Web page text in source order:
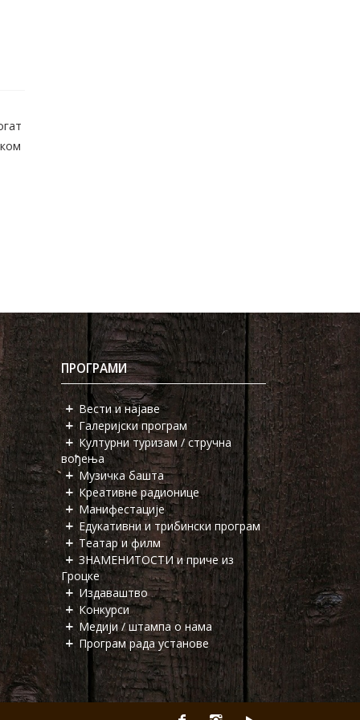
ПРОГРАМИ
Вести и најаве
Галеријски програм
Културни туризам / стручна
вођења
Музичка башта
Креативне радионице
Манифестације
Едукативни и трибински програм
Театар и филм
ЗНАМЕНИТОСТИ и приче из
Гроцке
Издаваштво
Конкурси
Медији / штампа о нама
Програм рада установе